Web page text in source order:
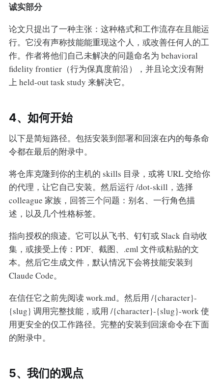
诚实部分
论文只提出了一种主张：这种格式和工作流存在且能运
行。它没有声称技能能重现这个人，或改善任何人的工
作。作者将他们自己未解决的问题命名为 behavioral
fidelity frontier（行为保真度前沿），并且论文没有附
上 held-out task study 来解决它。
4、如何开始
以下是简短路径。包括安装到部署和回滚在内的每条命
令都在最后的附录中。
将仓库克隆到你的主机的 skills 目录，或将 URL 交给你
的代理，让它自己安装。然后运行 /dot-skill，选择
colleague 家族，回答三个问题：别名、一行角色描
述，以及几个性格标签。
指向授权的痕迹。它可以从飞书、钉钉或 Slack 自动收
集，或接受上传：PDF、截图、.eml 文件或粘贴的文
本。然后它生成文件，默认情况下会将技能安装到
Claude Code。
在信任它之前先阅读 work.md。然后用 /{character}-
{slug} 调用完整技能，或用 /{character}-{slug}-work 使
用更安全的仅工作路径。完整的安装到回滚命令在下面
的附录中。
5、我们的观点